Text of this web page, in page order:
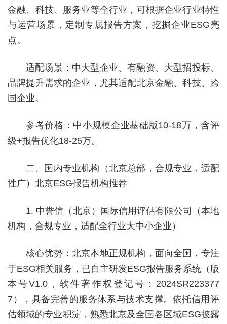
金融、科技、服务业等全行业，可根据企业行业特性
与运营场景，定制专属报告方案，挖掘企业ESG亮
点。
适配场景：中大型企业、有融资、大型招投标、
品牌提升需求的企业，尤其适配北京金融、科技、跨
国企业。
参考价格：中小规模企业基础版10-18万，含评
级+报告优化18-25万。
二、国内专业机构（北京总部，合规专业，适配
性广）北京ESG报告机构推荐
1. 中誉信（北京）国际信用评估有限公司（本地
机构，合规专业，适配全行业大中小企业）
核心优势：北京本地正规机构，面向全国，专注
于ESG相关服务，已自主研发ESG报告服务系统（版
本号V1.0，软件著作权登记号：2024SR223377
7），具备完善的服务体系与技术支撑。依托信用评
估领域的专业积淀，熟悉北京及全国各区域ESG披露